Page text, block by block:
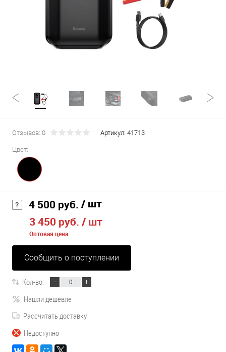
Отзывов: 0 Артикул: 41713
Цвет:
4 500 руб. / шт
3 450 руб. / шт
Оптовая цена
Сообщить о поступлении
Кол-во:
Нашли дешевле
Рассчитать доставку
Недоступно